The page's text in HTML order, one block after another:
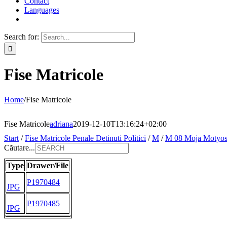
Languages
Search for:
Fise Matricole
Home/Fise Matricole
Fise Matricoleadriana2019-12-10T13:16:24+02:00
Start /Fise Matricole Penale Detinuti Politici /M /M 08 Moja Motyos
Căutare...
Type Drawer/File
JPG
P1970484
JPG
P1970485